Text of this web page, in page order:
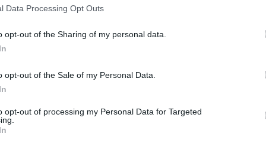
Data Processing Opt Outs
opt-out of the Sharing of my personal data.
opt-out of the Sale of my Personal Data.
opt-out of processing my Personal Data for Targeted
pivovaru Anheuser-Busch InBev. Ředitel firmy pro
že důležitou otázkou u podobně slibných podniků je,
chmel, který dokáže být konkurenceschopný v
má konzervativní spotřebitele.
podle Buholzera mohly být vysoké ceny energií. Je ale
a pěstování v halách se stane cenově
v podobě bezpečných dodávek speciálních odrůd a